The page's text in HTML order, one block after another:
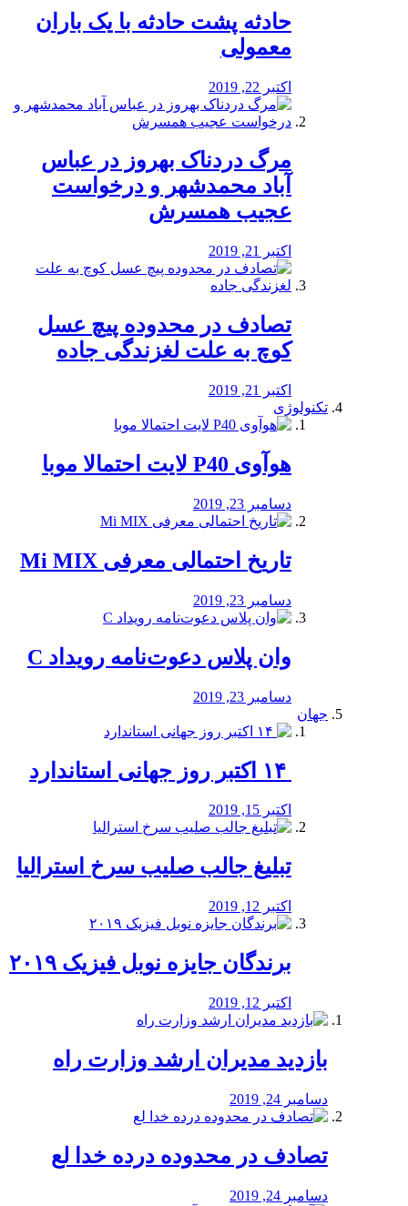
️حادثه پشت حادثه با یک باران
معمولی
اکتبر 22, 2019
مرگ دردناک بهروز در عباس
آباد محمدشهر و درخواست
عجیب همسرش
اکتبر 21, 2019
تصادف در محدوده پیچ عسل
کوچ به علت لغزندگی جاده
اکتبر 21, 2019
تکنولوژی
هوآوی P40 لایت احتمالا موبا
دسامبر 23, 2019
تاریخ احتمالی معرفی Mi MIX
دسامبر 23, 2019
وان پلاس دعوت‌نامه رویداد C
دسامبر 23, 2019
جهان
اکتبر 15, 2019
تبلیغ جالب صلیب سرخ استرالیا
اکتبر 12, 2019
برندگان جایزه نوبل فیزیک ۲۰۱۹
اکتبر 12, 2019
بازدید مدیران ارشد وزارت راه
دسامبر 24, 2019
تصادف در محدوده درده خدا لع
دسامبر 24, 2019